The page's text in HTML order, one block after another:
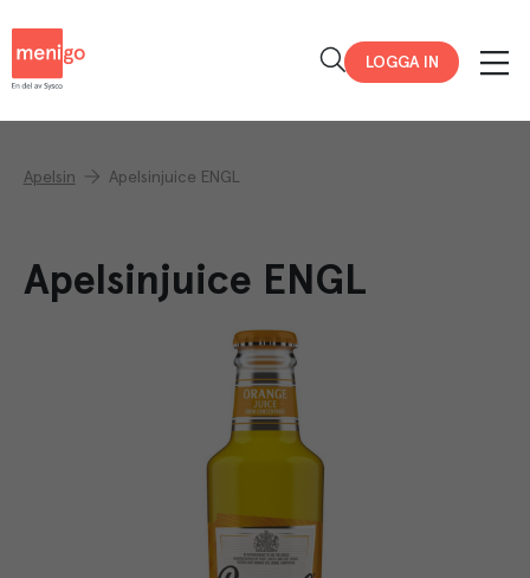
LOGGA IN
Apelsin Apelsinjuice ENGL
Apelsinjuice ENGL